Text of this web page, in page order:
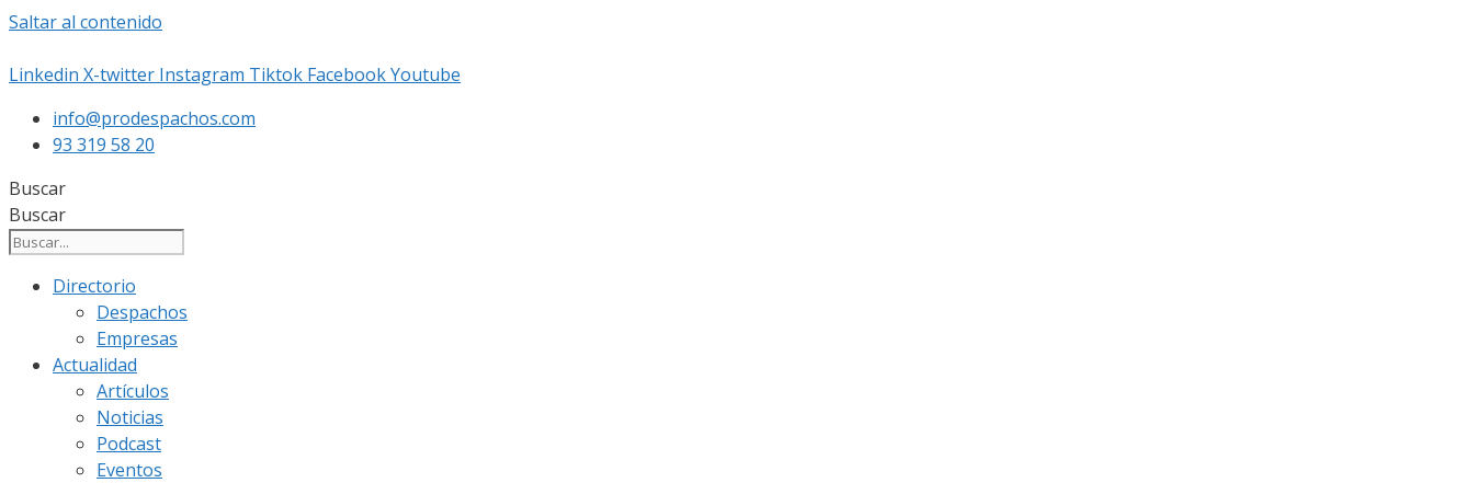
Saltar al contenido
Linkedin X-twitter Instagram Tiktok FacebookYoutube
info@prodespachos.com
93 319 58 20
Buscar
Buscar
Directorio
Despachos
Empresas
Actualidad
Artículos
Noticias
Podcast
Eventos